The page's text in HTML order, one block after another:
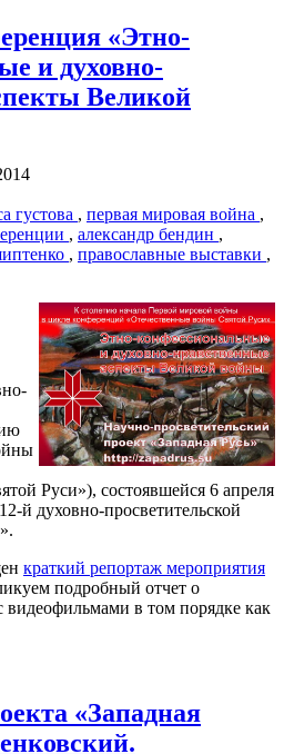
«Этно-
и духовно-
Великой
густова , первая мировая война ,
, александр бендин ,
, православные выставки ,
Руси»), состоявшейся 6 апреля
й духовно-просветительской
краткий репортаж мероприятия
подробный отчет о
в том порядке как
«Западная